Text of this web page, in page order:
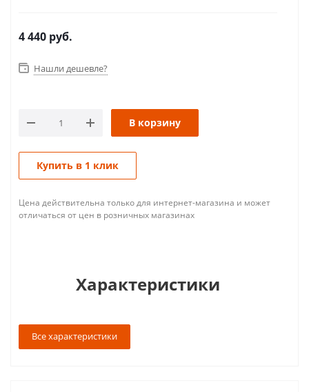
4 440 руб.
Нашли дешевле?
В корзину
Купить в 1 клик
Цена действительна только для интернет-магазина и может
отличаться от цен в розничных магазинах
Характеристики
Все характеристики